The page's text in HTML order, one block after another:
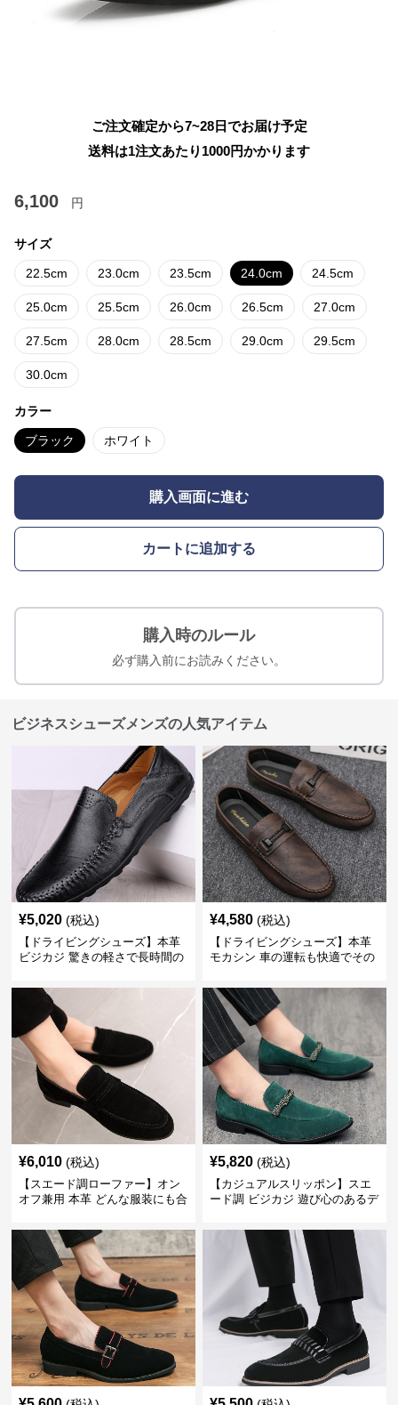
ご注文確定から7~28日でお届け予定
送料は1注文あたり 1000円かかります
6,100 円
サイズ
22.5cm 23.0cm 23.5cm 24.0cm 24.5cm
25.0cm 25.5cm 26.0cm 26.5cm 27.0cm
27.5cm 28.0cm 28.5cm 29.0cm 29.5cm
30.0cm
カラー
ブラック ホワイト
購入画面に進む
カートに追加する
購入時のルール
必ず購入前にお読みください。
ビジネスシューズメンズの人気アイテム
¥5,020 (税込)
【ドライビングシューズ】本革
ビジカジ 驚きの軽さで長時間の
¥4,580 (税込)
【ドライビングシューズ】本革
モカシン 車の運転も快適でその
¥6,010 (税込)
【スエード調ローファー】オン
オフ兼用 本革 どんな服装にも合
供
¥5,820 (税込)
【カジュアルスリッポン】スエ
ード調 ビジカジ 遊び心のあるデ
表現